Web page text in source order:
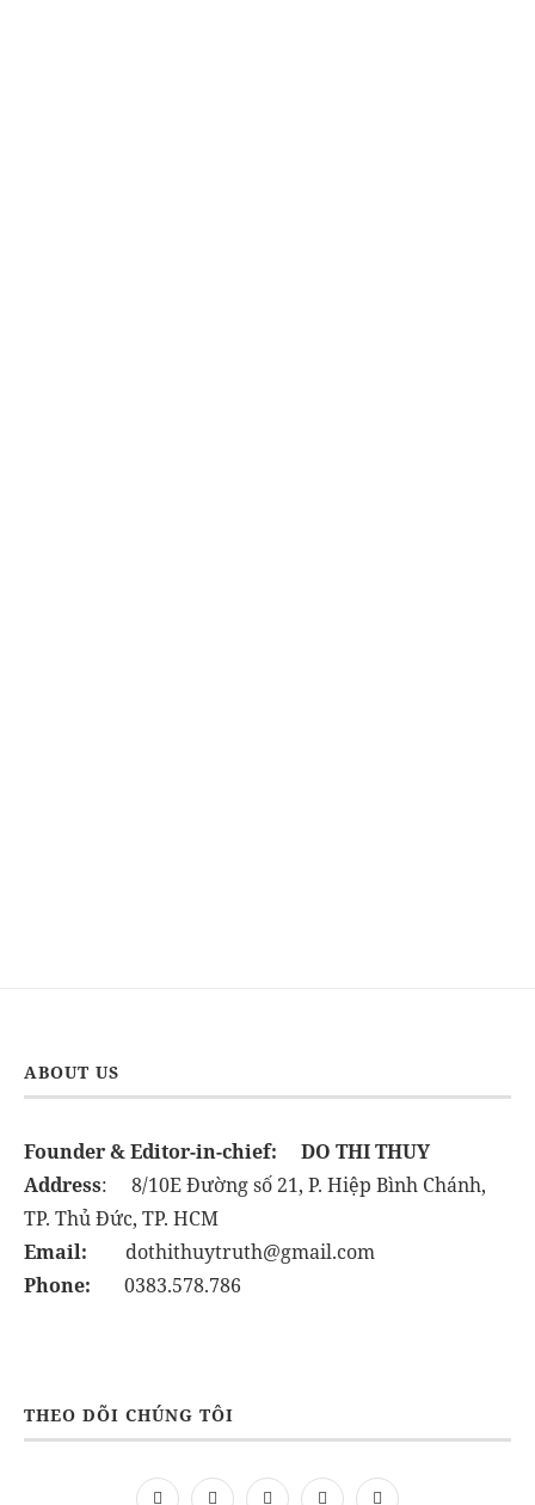
ABOUT US
Founder & Editor-in-chief:
DO THI THUY
Address: 8/10E Đường số 21, P. Hiệp Bình Chánh,
TP. Thủ Đức, TP. HCM
Email: dothithuytruth@gmail.com
Phone: 0383.578.786
THEO DÕI CHÚNG TÔI